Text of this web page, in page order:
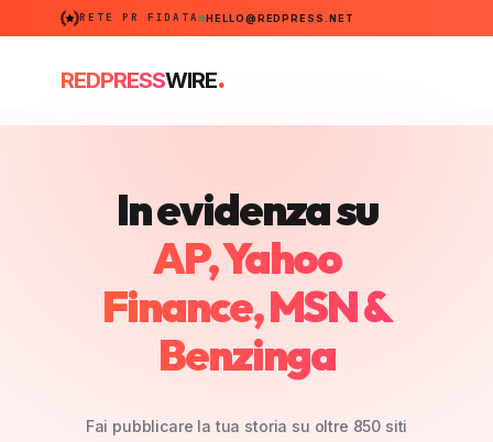
RETE PR FIDATA HELLO@REDPRESS.NET
REDPRESSWIRE.
REDPRESS
In evidenza su
AP, Yahoo
Finance, MSN &
Benzinga
Fai pubblicare la tua storia su oltre 850 siti